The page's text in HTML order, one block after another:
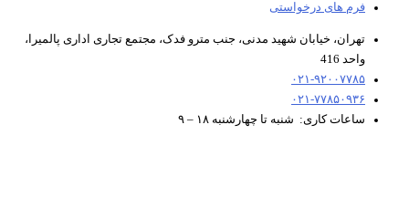
فرم های درخواستی
تهران، خیابان شهید مدنی، جنب مترو فدک، مجتمع تجاری اداری پالمیرا،
واحد 416
۰۲۱-۹۲۰۰۷۷۸۵
۰۲۱-۷۷۸۵۰۹۳۶
ساعات کاری: شنبه تا چهارشنبه ۱۸ – ۹